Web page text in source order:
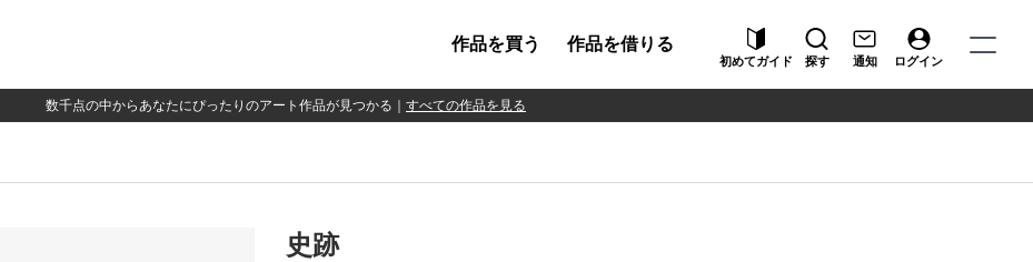
作品を買う 作品を借りる
初めてガイド 探す 通知 ログイン
数千点の中からあなたにぴったりのアート作品が見つかる すべての作品を見る
史跡